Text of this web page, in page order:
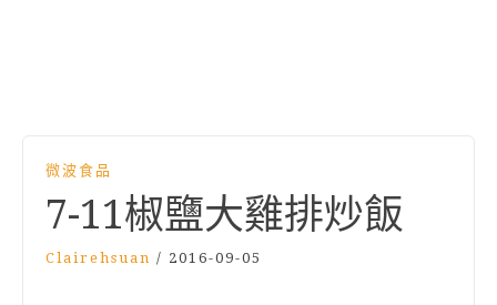
微波食品
7-11椒鹽大雞排炒飯
Clairehsuan / 2016-09-05